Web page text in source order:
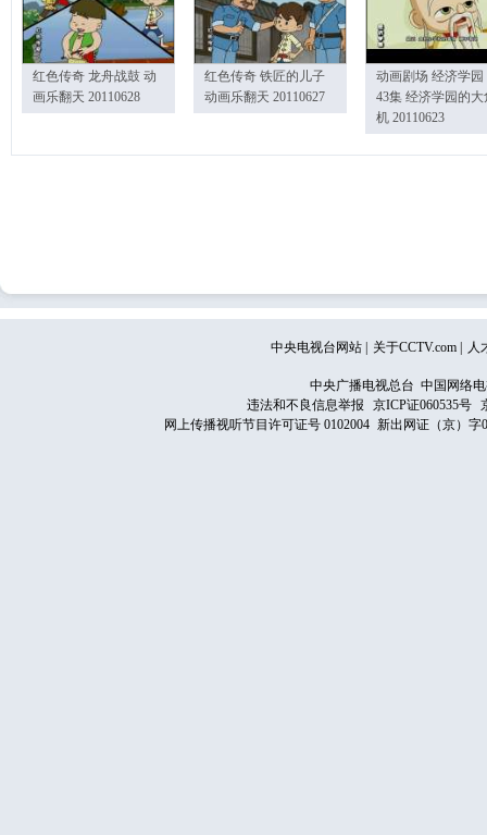
红色传奇 龙舟战鼓 动
画乐翻天 20110628
红色传奇 铁匠的儿子
动画乐翻天 20110627
动画剧场 经济学园
43集 经济学园的大
机 20110623
中央电视台网站 关于CCTV.com 人
中央广播电视总台 中国网络
违法和不良信息举报
京ICP证060535号
网上传播视听节目许可证号 0102004 新出网证（京）